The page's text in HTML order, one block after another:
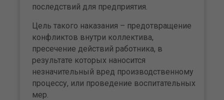
последствий для предприятия.
Цель такого наказания – предотвращение
конфликтов внутри коллектива,
пресечение действий работника, в
результате которых наносится
незначительный вред производственному
процессу, или проведение воспитательных
мер.